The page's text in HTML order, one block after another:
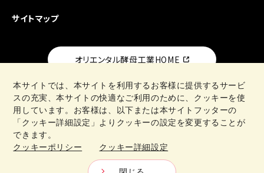
サイトマップ
オリエンタル酵母工業HOME
日清製粉グループ
Copyright © Oriental Yeast Co., ltd. All Rights Reseved.
本サイトでは、本サイトを利用するお客様に提供するサービ
スの充実、本サイトの快適なご利用のために、クッキーを使
用しています。お客様は、以下または本サイトフッターの
「クッキー詳細設定」よりクッキーの設定を変更することが
できます。
クッキーポリシー
クッキー詳細設定